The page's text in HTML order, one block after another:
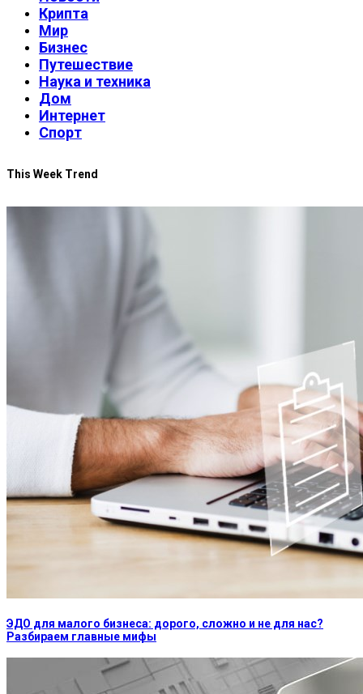
Крипта
Мир
Бизнес
Путешествие
Наука и техника
Дом
Интернет
Спорт
This Week Trend
ЭДО для малого бизнеса: дорого, сложно и не для нас?
Разбираем главные мифы